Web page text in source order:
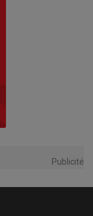
Publicité